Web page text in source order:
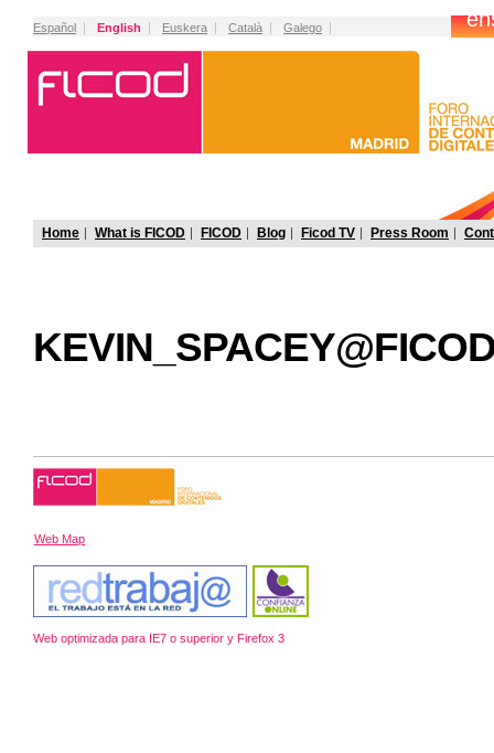
Español English Euskera Català Galego
Home What is FICOD FICOD Blog Ficod TV Press Room
Web Map
Web optimizada para IE7 o superior y Firefox 3